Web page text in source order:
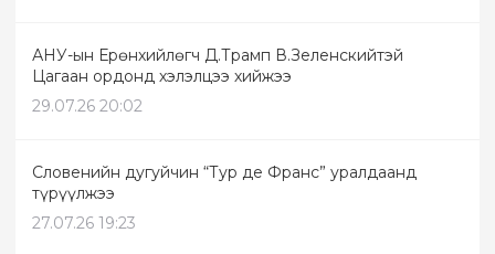
АНУ-ын Ерөнхийлөгч Д.Трамп В.Зеленскийтэй
Цагаан ордонд хэлэлцээ хийжээ
29.07.26 20:02
Словенийн дугуйчин “Тур де Франс” уралдаанд
түрүүлжээ
27.07.26 19:23